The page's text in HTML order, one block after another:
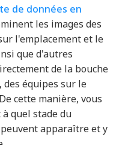
de données en
les images des
l'emplacement et le
que d'autres
de la bouche
des équipes sur le
cette manière, vous
quel stade du
apparaître et y